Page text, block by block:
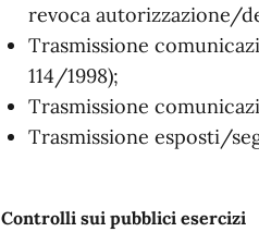
revoca autorizzazione/
Trasmissione
114/1998);
Trasmissione
Trasmissione esposti/
Controlli sui pubblici esercizi